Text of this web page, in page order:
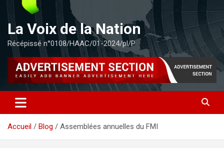
La Voix de la Nation
Récépissé n°0108/HAAC/01-2024/pl/P
Accueil Blog Assemblées annuelles du FMI